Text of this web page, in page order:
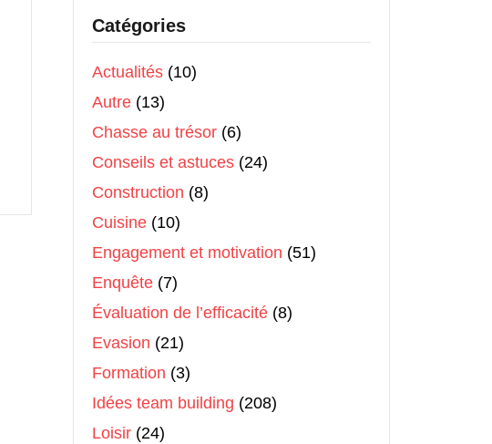
Catégories
Actualités (10)
Autre (13)
Chasse au trésor (6)
Conseils et astuces (24)
Construction (8)
Cuisine (10)
Engagement et motivation (51)
Enquête (7)
Évaluation de l’efficacité (8)
Evasion (21)
Formation (3)
Idées team building (208)
Loisir (24)